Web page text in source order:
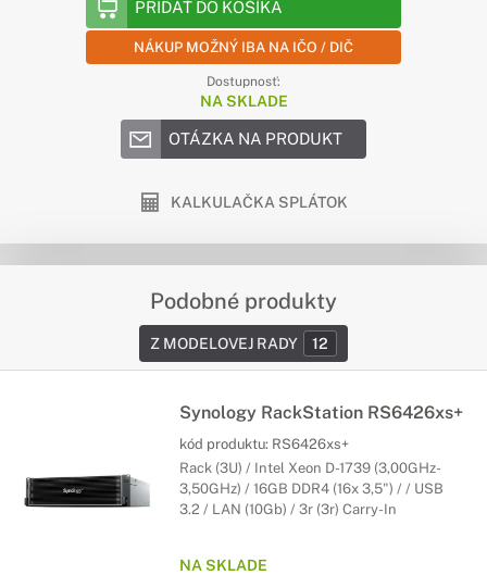
PRIDAŤ DO KOŠÍKA
NÁKUP MOŽNÝ IBA NA IČO / DIČ
Dostupnosť:
NA SKLADE
OTÁZKA NA PRODUKT
KALKULAČKA SPLÁTOK
Podobné produkty
Z MODELOVEJ RADY 12
Synology RackStation RS6426xs+
kód produktu: RS6426xs+
Rack (3U) / Intel Xeon D-1739 (3,00GHz-
3,50GHz) / 16GB DDR4 (16x 3,5") / / USB
3.2 / LAN (10Gb) / 3r (3r) Carry-In
NA SKLADE